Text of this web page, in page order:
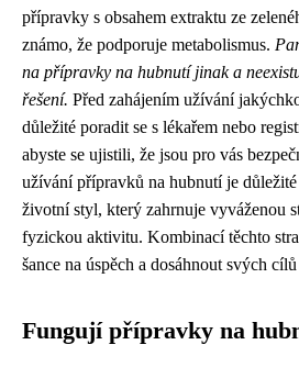
přípravky s obsahem extraktu ze
známo, že podporuje metabolismus.
na přípravky na hubnutí jinak a
řešení. Před zahájením užívání
důležité poradit se s lékařem nebo
abyste se ujistili, že jsou pro vás
užívání přípravků na hubnutí je
životní styl, který zahrnuje vyváženou
fyzickou aktivitu. Kombinací těchto
šance na úspěch a dosáhnout svých
Fungují přípravky na